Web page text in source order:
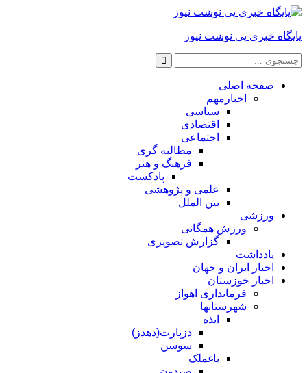
پایگاه خبری پی نوشت نیوز
صفحه اصلی
اخبارمهم
سیاسی
اقتصادی
اجتماعی
مطالبه گری
فرهنگ و هنر
پادکست
علمی و پژوهشی
بین الملل
ورزشی
ورزش همگانی
گزارش تصویری
یادداشت
اخبار ایران و جهان
اخبار خوزستان
فرمانداری اهواز
شهرستانها
ایذه
دزپارت(دهدز)
سوسن
باغملک